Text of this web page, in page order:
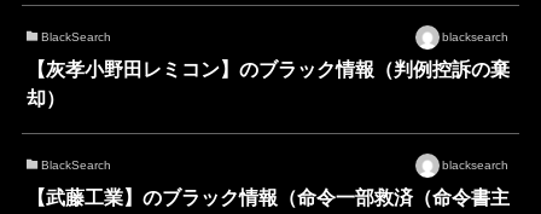
BlackSearch blacksearch
【灰孝小野田レミコン】のブラック情報（判例控訴の棄
却）
BlackSearch blacksearch
【武藤工業】のブラック情報（命令一部救済（命令書主